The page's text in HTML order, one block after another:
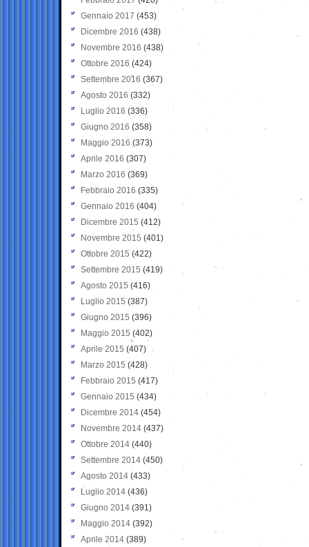
Gennaio 2017 (453)
Dicembre 2016 (438)
Novembre 2016 (438)
Ottobre 2016 (424)
Settembre 2016 (367)
Agosto 2016 (332)
Luglio 2016 (336)
Giugno 2016 (358)
Maggio 2016 (373)
Aprile 2016 (307)
Marzo 2016 (369)
Febbraio 2016 (335)
Gennaio 2016 (404)
Dicembre 2015 (412)
Novembre 2015 (401)
Ottobre 2015 (422)
Settembre 2015 (419)
Agosto 2015 (416)
Luglio 2015 (387)
Giugno 2015 (396)
Maggio 2015 (402)
Aprile 2015 (407)
Marzo 2015 (428)
Febbraio 2015 (417)
Gennaio 2015 (434)
Dicembre 2014 (454)
Novembre 2014 (437)
Ottobre 2014 (440)
Settembre 2014 (450)
Agosto 2014 (433)
Luglio 2014 (436)
Giugno 2014 (391)
Maggio 2014 (392)
Aprile 2014 (389)